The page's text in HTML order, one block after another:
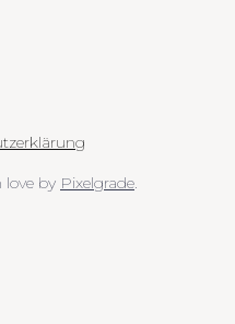
love by Pixelgrade